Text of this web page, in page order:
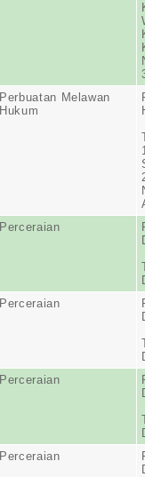
Perbuatan Melawan
Hukum
Perceraian
Perceraian
Perceraian
Perceraian